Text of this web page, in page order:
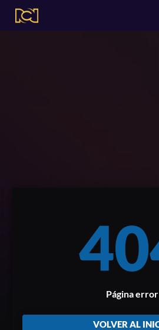
Página error
VOLVER AL